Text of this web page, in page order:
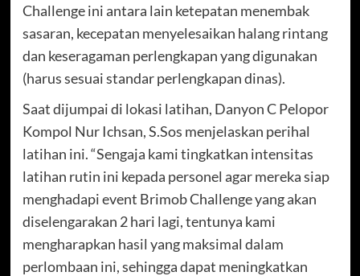
Challenge ini antara lain ketepatan menembak
sasaran, kecepatan menyelesaikan halang rintang
dan keseragaman perlengkapan yang digunakan
(harus sesuai standar perlengkapan dinas).
Saat dijumpai di lokasi latihan, Danyon C Pelopor
Kompol Nur Ichsan, S.Sos menjelaskan perihal
latihan ini. “Sengaja kami tingkatkan intensitas
latihan rutin ini kepada personel agar mereka siap
menghadapi event Brimob Challenge yang akan
diselengarakan 2 hari lagi, tentunya kami
mengharapkan hasil yang maksimal dalam
perlombaan ini, sehingga dapat meningkatkan